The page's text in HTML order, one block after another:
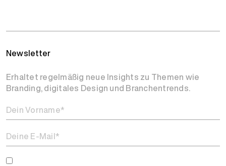
Newsletter
Erhaltet regelmäßig neue Insights zu Themen wie
Branding, digitales Design und Branchentrends.